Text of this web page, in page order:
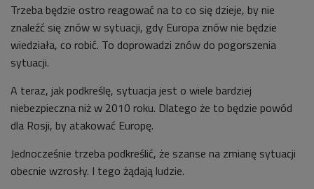
Trzeba będzie ostro reagować na to co się dzieje, by nie
znaleźć się znów w sytuacji, gdy Europa znów nie będzie
wiedziała, co robić. To doprowadzi znów do pogorszenia
sytuacji.
A teraz, jak podkreślę, sytuacja jest o wiele bardziej
niebezpieczna niż w 2010 roku. Dlatego że to będzie powód
dla Rosji, by atakować Europę.
Jednocześnie trzeba podkreślić, że szanse na zmianę sytuacji
obecnie wzrosły. I tego żądają ludzie.